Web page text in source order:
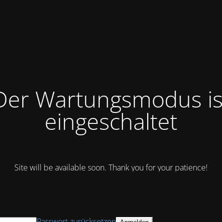
Wartungsmodus
eingeschaltet
Site will be available soon. Thank you for your patience!